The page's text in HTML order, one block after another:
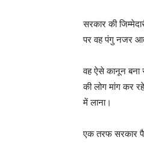
सरकार की
पर वह पंगु नजर
वह ऐसे कानून बना
की लोग मांग कर
में लाना।
एक तरफ सरकार